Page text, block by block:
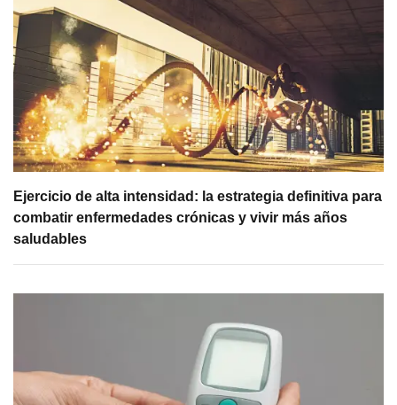
Ejercicio de alta intensidad: la estrategia definitiva para
combatir enfermedades crónicas y vivir más años
saludables